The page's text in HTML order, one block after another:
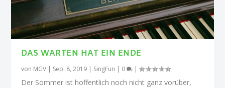
DAS WARTEN HAT EIN ENDE
von MGV Sep. 8, 2019 SingFun 0 |
Der Sommer ist hoffentlich noch nicht ganz vorüber,